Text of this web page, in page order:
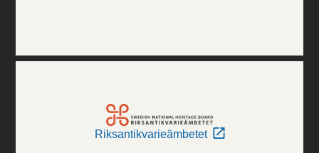
Riksantikvarieämbetet